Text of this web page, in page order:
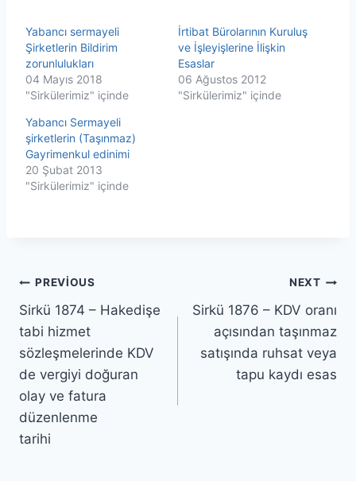
Yabancı sermayeli
Şirketlerin Bildirim
zorunlulukları
04 Mayıs 2018
"Sirkülerimiz" içinde
İrtibat Bürolarının Kuruluş
ve İşleyişlerine İlişkin
Esaslar
06 Ağustos 2012
"Sirkülerimiz" içinde
Yabancı Sermayeli
şirketlerin (Taşınmaz)
Gayrimenkul edinimi
20 Şubat 2013
"Sirkülerimiz" içinde
Yazı
gezinmesi
PREVIOUS
Sirkü 1874 – Hakedişe
tabi hizmet
sözleşmelerinde KDV
de vergiyi doğuran
olay ve fatura
düzenlenme
tarihi
NEXT
Sirkü 1876 – KDV oranı
açısından taşınmaz
satışında ruhsat veya
tapu kaydı esas